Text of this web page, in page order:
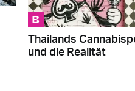
B
Thailands
und die Realität